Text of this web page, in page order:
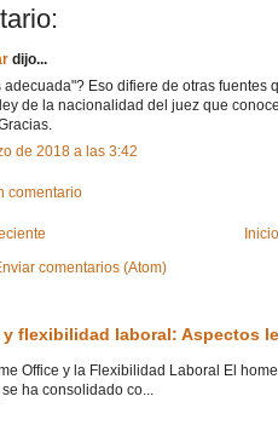
dijo...
adecuada"? Eso difiere de otras fuentes
de la nacionalidad del juez que
de 2018 a las 3:42
comentario
Inicio
comentarios (Atom)
y flexibilidad laboral: Aspectos
Office y la Flexibilidad Laboral El
ha consolidado co...